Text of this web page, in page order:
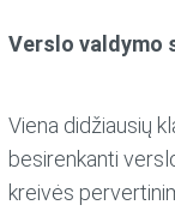
Verslo valdymo
Viena didžiausių
besirenkanti
kreivės